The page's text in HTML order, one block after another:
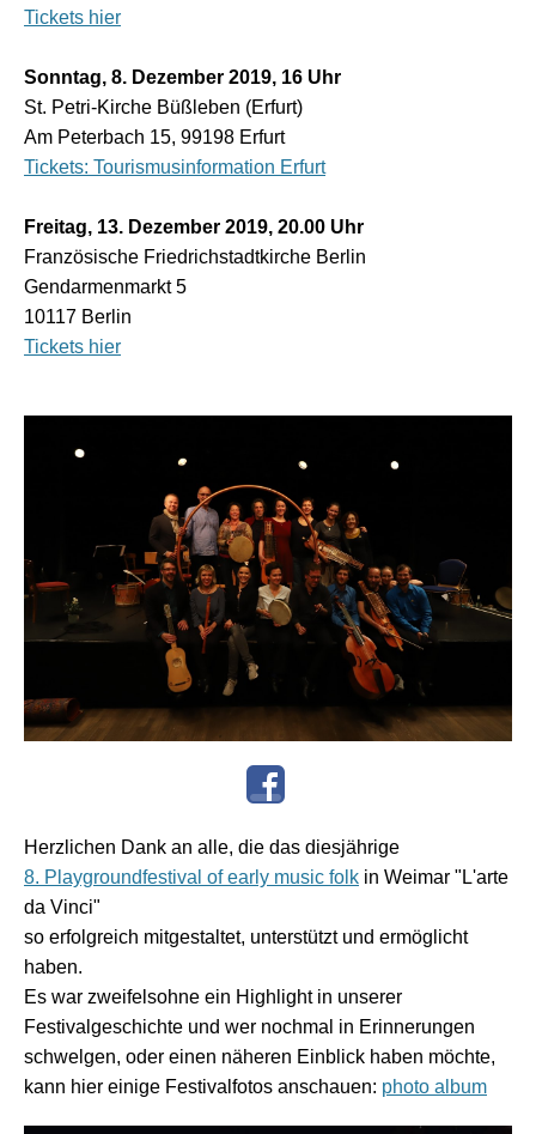
Tickets hier
Sonntag, 8. Dezember 2019, 16 Uhr
St. Petri-Kirche Büßleben (Erfurt)
Am Peterbach 15, 99198 Erfurt
Tickets: Tourismusinformation Erfurt
Freitag, 13. Dezember 2019, 20.00 Uhr
Französische Friedrichstadtkirche Berlin
Gendarmenmarkt 5
10117 Berlin
Tickets hier
Herzlichen Dank an alle, die das diesjährige
8. Playgroundfestival of early music folk in Weimar "L'arte
da Vinci"
so erfolgreich mitgestaltet, unterstützt und ermöglicht
haben.
Es war zweifelsohne ein Highlight in unserer
Festivalgeschichte und wer nochmal in Erinnerungen
schwelgen, oder einen näheren Einblick haben möchte,
kann hier einige Festivalfotos anschauen: photo album